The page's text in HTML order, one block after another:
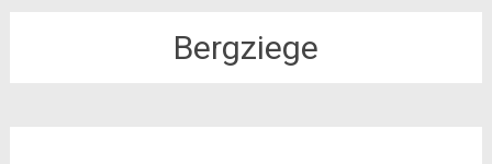
Bergziege